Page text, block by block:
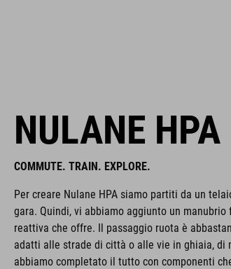
NULANE HPA
COMMUTE. TRAIN. EXPLORE.
Per creare Nulane HPA siamo partiti da un
gara. Quindi, vi abbiamo aggiunto un
reattiva che offre. Il passaggio ruota è
adatti alle strade di città o alle vie in ghiaia, di
abbiamo completato il tutto con componenti